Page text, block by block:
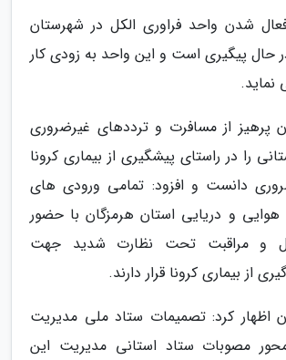
شدن واحد فراوری الکل در شهرستان
حال پیگیری است و این واحد به زودی کار
پرهیز از مسافرت و ترددهای غیرضروری
را در راستای پیشگیری از بیماری کرونا
دانست و افزود: تمامی ورودی های
هوایی و دریایی استان هرمزگان با حضور
و مراقبت تحت نظارت شدید جهت
از بیماری کرونا قرار دارند.
اظهار کرد: تصمیمات ستاد ملی مدیریت
محور مصوبات ستاد استانی مدیریت این